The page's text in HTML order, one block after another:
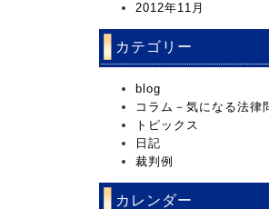
2012年11月
カテゴリー
blog
コラム－気になる法律
トピックス
日記
裁判例
カレンダー